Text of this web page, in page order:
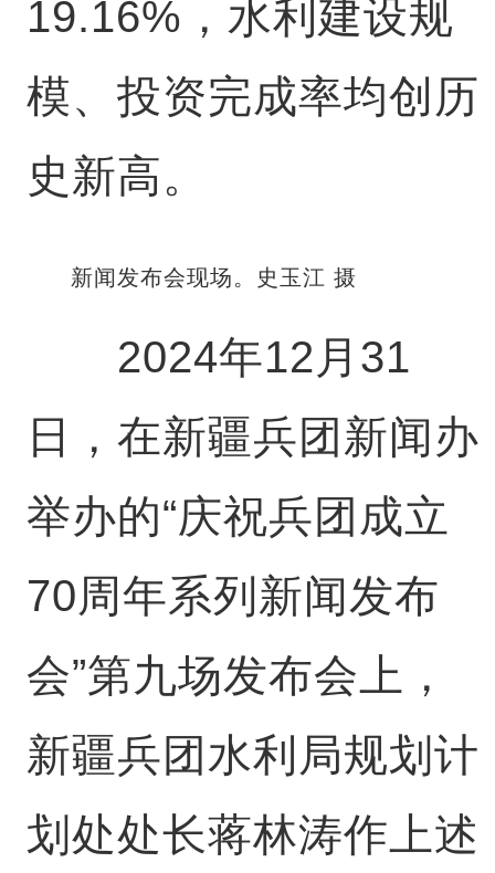
19.16%，水利建设规
模、投资完成率均创历
史新高。
新闻发布会现场。史玉江 摄
2024年12月31
日，在新疆兵团新闻办
举办的“庆祝兵团成立
70周年系列新闻发布
会”第九场发布会上，
新疆兵团水利局规划计
划处处长蒋林涛作上述